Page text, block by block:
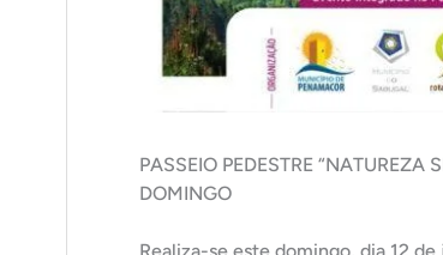
PASSEIO PEDESTRE “NATUREZA
DOMINGO